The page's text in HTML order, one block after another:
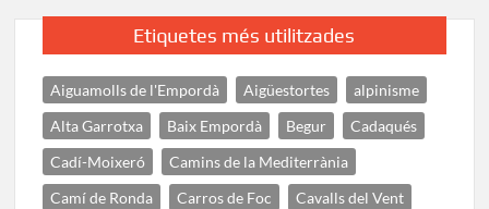
Etiquetes més utilitzades
Aiguamolls de l'Empordà Aigüestortes
alpinisme
Alta Garrotxa
Baix Empordà Begur
Cadaqués
Cadí-Moixeró
Camins de la Mediterrània
Camí de Ronda
Carros de Foc
Cavalls del Vent